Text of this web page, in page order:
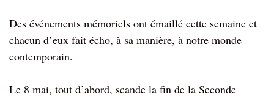
Des événements mémoriels ont émaillé cette semaine et
chacun d’eux fait écho, à sa manière, à notre monde
contemporain.
Le 8 mai, tout d’abord, scande la fin de la Seconde